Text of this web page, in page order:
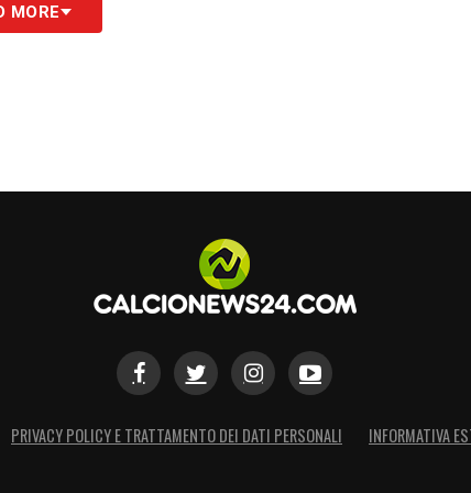
diMartínez
, non sarà presente nemmeno contro
quindi per la sfida contro il Torino, una
Inter.
sulle alternative per mantenere alta la
MORE
PRIVACY POLICY E TRATTAMENTO DEI DATI PERSONALI INFORMATIVA